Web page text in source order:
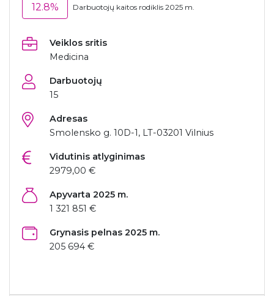
12.8% Darbuotojų kaitos rodiklis 2025 m.
Veiklos sritis
Medicina
Darbuotojų
15
Adresas
Smolensko g. 10D-1, LT-03201 Vilnius
Vidutinis atlyginimas
2979,00 €
Apyvarta 2025 m.
1 321 851 €
Grynasis pelnas 2025 m.
205 694 €